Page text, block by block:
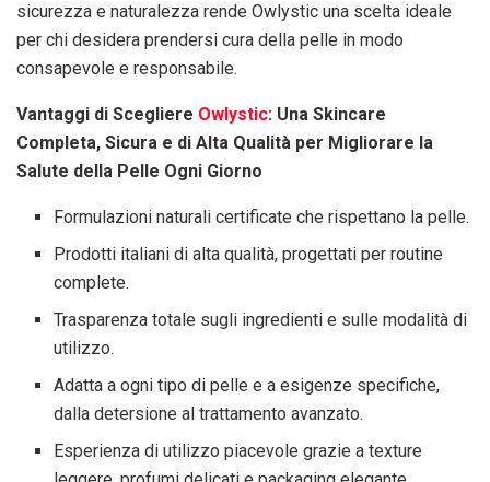
sicurezza e naturalezza rende Owlystic una scelta ideale
per chi desidera prendersi cura della pelle in modo
consapevole e responsabile.
Vantaggi di Scegliere Owlystic: Una Skincare
Completa, Sicura e di Alta Qualità per Migliorare la
Salute della Pelle Ogni Giorno
Formulazioni naturali certificate che rispettano la pelle.
Prodotti italiani di alta qualità, progettati per routine
complete.
Trasparenza totale sugli ingredienti e sulle modalità di
utilizzo.
Adatta a ogni tipo di pelle e a esigenze specifiche,
dalla detersione al trattamento avanzato.
Esperienza di utilizzo piacevole grazie a texture